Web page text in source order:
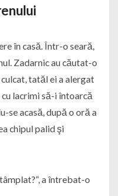
în casă. Într-o seară,
Zadarnic au căutat-o
tatăl ei a alergat
lacrimi să-i întoarcă
se acasă, după o oră a
chipul palid şi
a întrebat-o